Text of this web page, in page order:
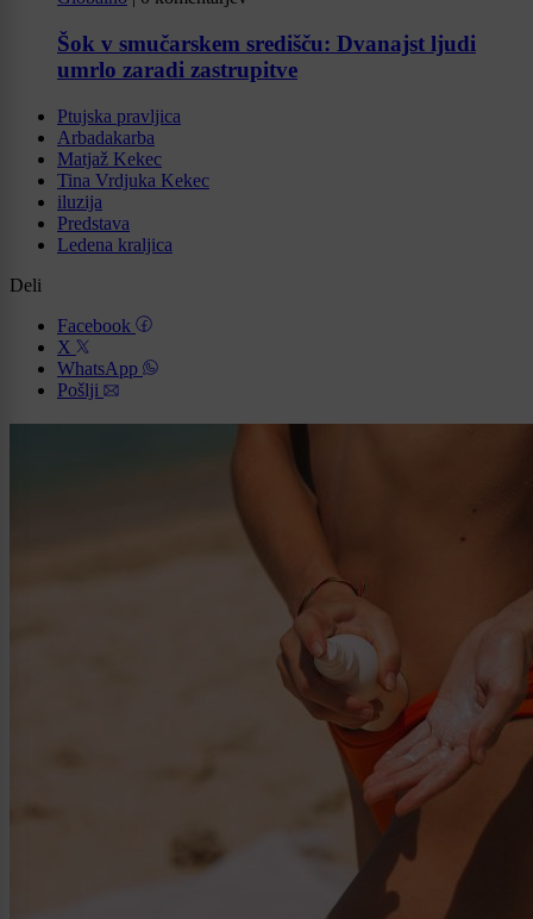
Šok v smučarskem središču: Dvanajst ljudi
umrlo zaradi zastrupitve
Ptujska pravljica
Arbadakarba
Matjaž Kekec
Tina Vrdjuka Kekec
iluzija
Predstava
Ledena kraljica
Deli
Facebook
X
WhatsApp
Pošlji